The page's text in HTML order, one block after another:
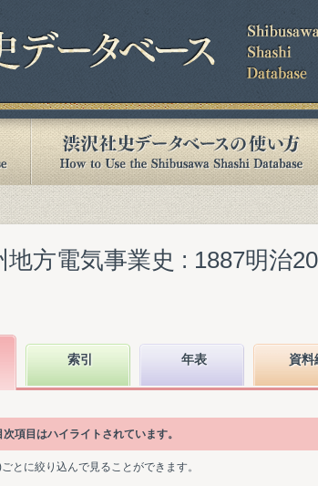
方電気事業史 : 1887明治20
索引 年表 資料
項目はハイライトされています。
とに絞り込んで見ることができます。